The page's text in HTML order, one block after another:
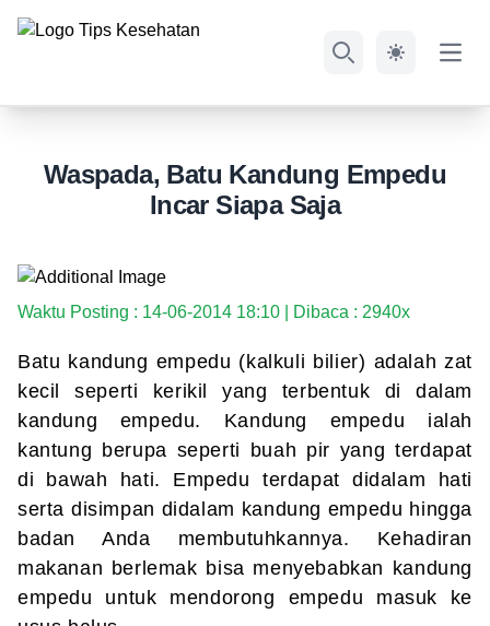
Waspada, Batu Kandung Empedu
Incar Siapa Saja
Waktu Posting : 14-06-2014 18:10 | Dibaca : 2940x
Batu kandung empedu (kalkuli bilier) adalah zat
kecil seperti kerikil yang terbentuk di dalam
kandung empedu. Kandung empedu ialah
kantung berupa seperti buah pir yang terdapat
di bawah hati. Empedu terdapat didalam hati
serta disimpan didalam kandung empedu hingga
badan Anda membutuhkannya. Kehadiran
makanan berlemak bisa menyebabkan kandung
empedu untuk mendorong empedu masuk ke